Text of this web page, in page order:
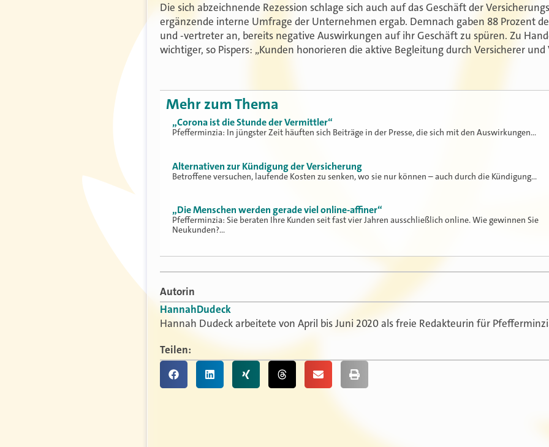
Die sich abzeichnende Rezession schlage sich auch auf das Geschäft der
ergänzende interne Umfrage der Unternehmen ergab. Demnach gaben 88 Prozent
und -vertreter an, bereits negative Auswirkungen auf ihr Geschäft zu spüren. Zu
wichtiger, so Pispers: „Kunden honorieren die aktive Begleitung durch Versicherer
Mehr zum Thema
„Corona ist die Stunde der Vermittler“
Pfefferminzia: In jüngster Zeit häuften sich Beiträge in der Presse, die sich mit den Auswirkungen…
Alternativen zur Kündigung der Versicherung
Betroffene versuchen, laufende Kosten zu senken, wo sie nur können – auch durch die Kündigung…
„Die Menschen werden gerade viel online-affiner“
Pfefferminzia: Sie beraten Ihre Kunden seit fast vier Jahren ausschließlich online. Wie gewinnen Sie
Neukunden?…
Autorin
HannahDudeck
Hannah Dudeck arbeitete von April bis Juni 2020 als freie Redakteurin für
Teilen: